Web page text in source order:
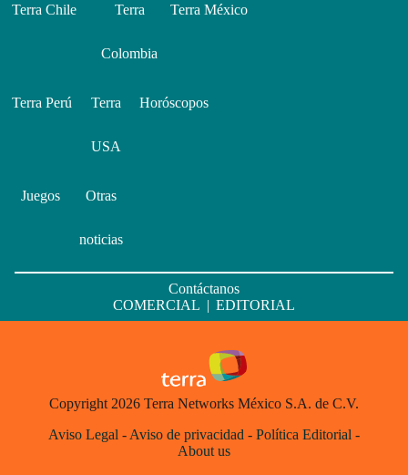
Terra Chile Terra
Colombia
Terra México
Terra Perú Terra
USA
Horóscopos
Juegos Otras
noticias
Contáctanos
COMERCIAL | EDITORIAL
Copyright 2026 Terra Networks México S.A. de C.V.
Aviso Legal - Aviso de privacidad - Política Editorial -
About us